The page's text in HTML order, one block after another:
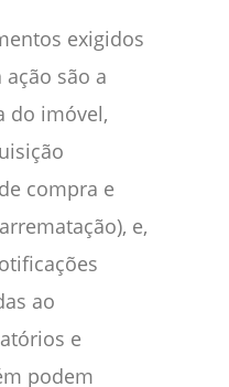
exigidos
são a
do imóvel,
compra e
e,
ao
e
podem